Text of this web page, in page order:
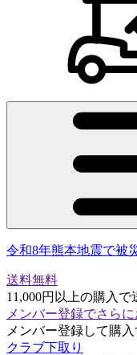
令和8年熊本地震で被
送料無料
11,000円以上の購入で
メンバー登録でさらに
メンバー登録して購
クラブ下取り